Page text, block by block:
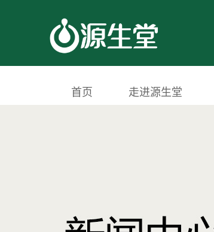
首页 走进源生堂